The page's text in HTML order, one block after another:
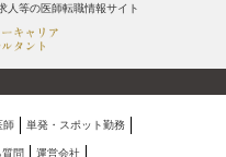
人等の医師転職情報サイト
師 単発・スポット勤務
質問 運営会社